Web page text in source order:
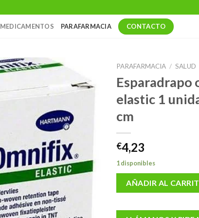
MEDICAMENTOS PARAFARMACIA CONTACTO
PARAFARMACIA / SALUD
Esparadrapo
elastic 1
cm
€4,23
1 disponibles
AÑADIR AL